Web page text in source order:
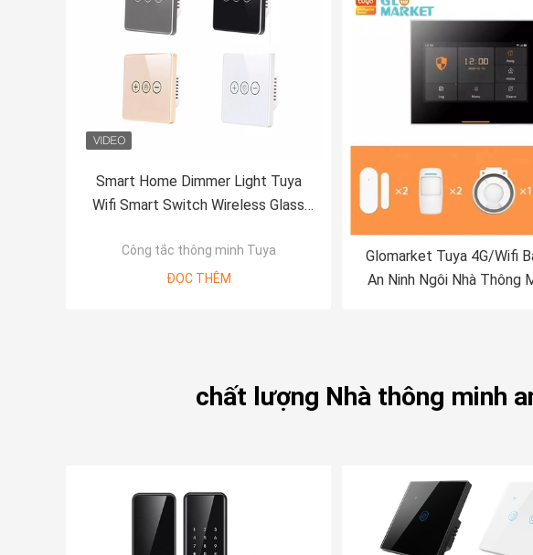
Smart Home Dimmer Light Tuya
Wifi Smart Switch Wireless Glass
Công tắc thông minh Tuya
ĐỌC THÊM
Glomarket Tuya 4G/Wifi
An Ninh Ngôi Nhà Thông
chất lượng Nhà thông minh